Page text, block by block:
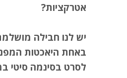
אטרקציות?
יש לנו חבילה
באחת היאכטות
לסרט בסינמה סיטי